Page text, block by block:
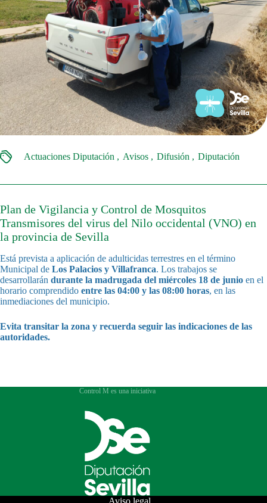
Actuaciones Diputación Avisos Difusión Diputación
Plan de Vigilancia y Control de Mosquitos
Transmisores del virus del Nilo occidental (VNO) en
la provincia de Sevilla
Está prevista a aplicación de adulticidas terrestres en el término
Municipal de Los Palacios y Villafranca. Los trabajos se
desarrollarán durante la madrugada del miércoles 18 de junio en el
horario comprendido entre las 04:00 y las 08:00 horas, en las
inmediaciones del municipio.
Evita transitar la zona y recuerda seguir las indicaciones de las
autoridades.
Control M es una iniciativa
Aviso legal